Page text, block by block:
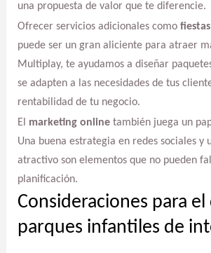
una propuesta de valor que te diferencie.
Ofrecer servicios adicionales como
puede ser un gran aliciente para atraer
Multiplay, te ayudamos a diseñar
se adapten a las necesidades de tus
rentabilidad de tu negocio.
El marketing onlinetambién juega un
Una buena estrategia en redes sociales y
atractivo son elementos que no pueden
planificación.
Consideraciones para
parques infantiles de